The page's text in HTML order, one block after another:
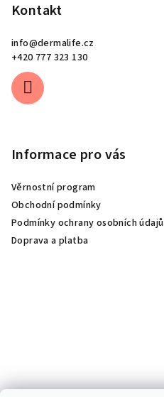
Kontakt
info@dermalife.cz
+420 777 323 130
Informace pro vás
Věrnostní program
Obchodní podmínky
Podmínky ochrany osobních údajů
Doprava a platba